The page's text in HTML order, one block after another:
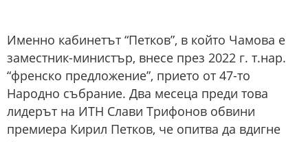
Именно кабинетът “Петков”, в който Чамова е
заместник-министър, внесе през 2022 г. т.нар.
“френско предложение”, прието от 47-то
Народно събрание. Два месеца преди това
лидерът на ИТН Слави Трифонов обвини
премиера Кирил Петков, че опитва да вдигне